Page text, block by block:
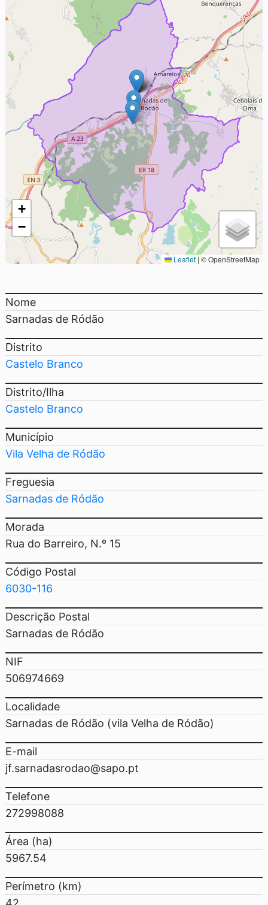
+
−
Leaflet | © OpenStreetMap
Nome
Sarnadas de Ródão
Distrito
Castelo Branco
Distrito/Ilha
Castelo Branco
Município
Vila Velha de Ródão
Freguesia
Sarnadas de Ródão
Morada
Rua do Barreiro, N.º 15
Código Postal
6030-116
Descrição Postal
Sarnadas de Ródão
NIF
506974669
Localidade
Sarnadas de Ródão (vila Velha de Ródão)
E-mail
jf.sarnadasrodao@sapo.pt
Telefone
272998088
Área (ha)
5967.54
Perímetro (km)